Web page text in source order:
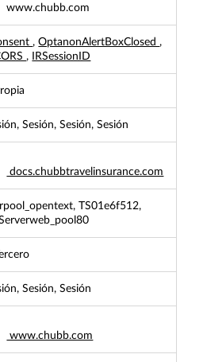
www.chubb.com
,OptanonAlertBoxClosed ,
, IRSessionID
Sesión, Sesión, Sesión
docs.chubbtravelinsurance.com
TS01e6f512,
Sesión, Sesión
www.chubb.com